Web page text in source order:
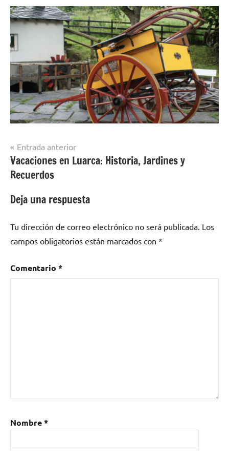
Navegación
de
entradas
Entrada anterior
Vacaciones en Luarca: Historia, Jardines y
Recuerdos
Deja una respuesta
Tu dirección de correo electrónico no será publicada. Los
campos obligatorios están marcados con *
Comentario *
Nombre*